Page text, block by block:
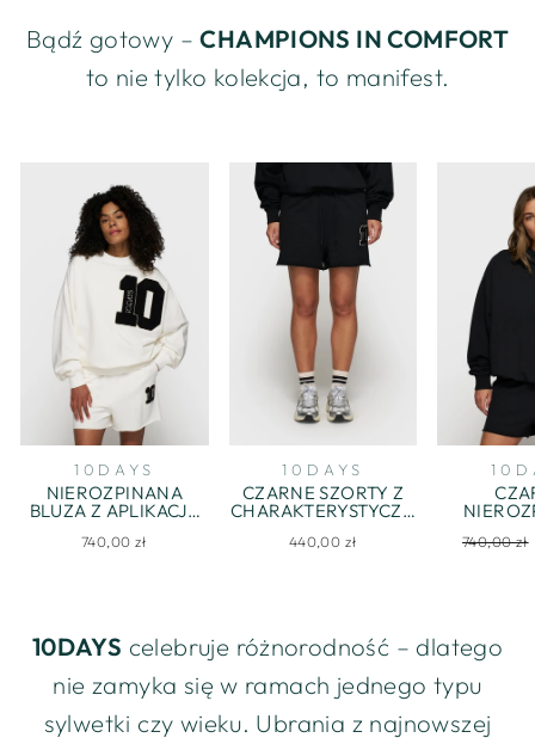
Bądź gotowy –CHAMPIONS IN COMFORT
to nie tylko kolekcja, to manifest.
10DAYS
NIEROZPINANA
BLUZA Z APLIKACJĄ
KOLORZE
740,00 zł
10DAYS
CZARNE SZORTY Z
CHARAKTERYSTYCZN
440,00 zł
Regularna
740,00 zł
10DAYS celebruje różnorodność – dlatego
nie zamyka się w ramach jednego typu
sylwetki czy wieku. Ubrania z najnowszej